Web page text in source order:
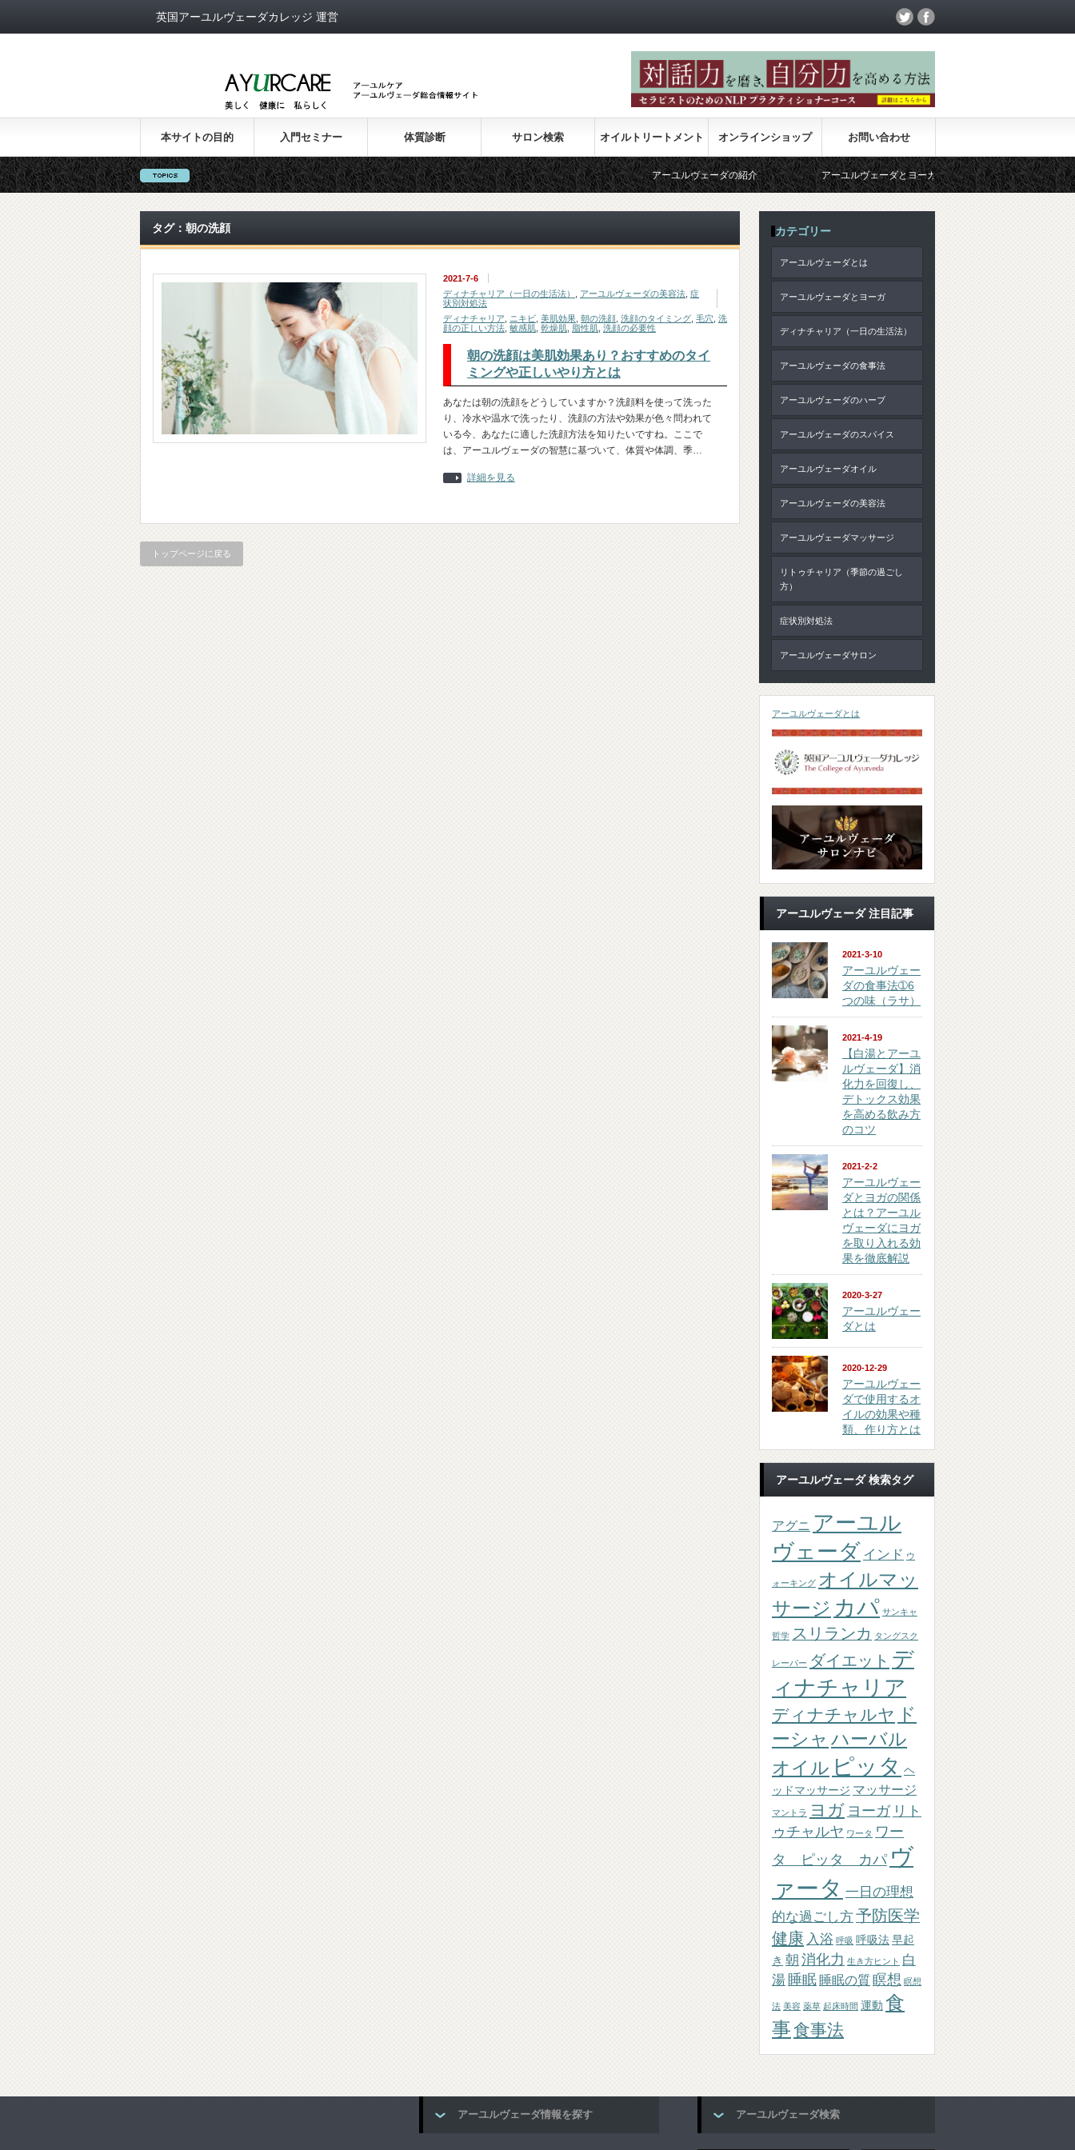
本サイトの目的 入門セミナー 体質診断 サロン検索 オイルトリートメント オンラインショップ お問い合わせ
アーユルヴェーダの紹介 アーユルヴェーダとヨーガ サンキャ哲学
英国アーユルヴェーダカレッジ 運営
タグ：朝の洗顔
2021-7-6
ディナチャリア（一日の生活法）
アーユルヴェーダの美容法 症
状別対処法
ディナチャリア
ニキビ 美肌効果 朝の洗顔 洗顔のタイミング 毛穴 洗
顔の正しい方法 敏感肌 乾燥肌 脂性肌 洗顔の必要性
朝の洗顔は美肌効果あり？おすすめのタイ
ミングや正しいやり方とは
あなたは朝の洗顔をどうしていますか？洗顔料を使って洗った
り、冷水や温水で洗ったり、洗顔の方法や効果が色々問われて
いる今、あなたに適した洗顔方法を知りたいですね。ここで
は、アーユルヴェーダの智慧に基づいて、体質や体調、季…
詳細を見る
トップページに戻る
カテゴリー
アーユルヴェーダとは
アーユルヴェーダとヨーガ
ディナチャリア（一日の生活法）
アーユルヴェーダの食事法
アーユルヴェーダのハーブ
アーユルヴェーダのスパイス
アーユルヴェーダオイル
アーユルヴェーダの美容法
アーユルヴェーダマッサージ
リトゥチャリア（季節の過ごし
方）
症状別対処法
アーユルヴェーダサロン
アーユルヴェーダとは
アーユルヴェーダ 注目記事
2021-3-10
アーユルヴェー
ダの食事法➀6
つの味（ラサ）
2021-4-19
【白湯とアーユ
ルヴェーダ】消
化力を回復し、
デトックス効果
を高める飲み方
のコツ
2021-2-2
アーユルヴェー
ダとヨガの関係
とは？アーユル
ヴェーダにヨガ
を取り入れる効
果を徹底解説
2020-3-27
アーユルヴェー
ダとは
2020-12-29
アーユルヴェー
ダで使用するオ
イルの効果や種
類、作り方とは
アーユルヴェーダ 検索タグ
アグニ アーユル
ヴェーダ インド ウ
ォーキング オイルマッ
サージ カパ サンキャ
哲学 スリランカ タングスク
レーパー ダイエット デ
ィナチャリア
ディナチャルヤ ド
ーシャ ハーバル
オイル ピッタ ヘ
ッドマッサージ マッサージ
マントラ ヨガ ヨーガ リト
ゥチャルヤ ワータ ワー
タ ピッタ カパ ヴ
ァータ 一日の理想
的な過ごし方予防医学
健康 入浴 呼吸 呼吸法 早起
き 朝 消化力 生き方ヒント 白
湯 睡眠 睡眠の質瞑想 瞑想
法 美容 薬草 起床時間 運動 食
事食事法
アーユルヴェーダ情報を探す アーユルヴェーダ検索